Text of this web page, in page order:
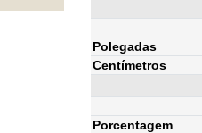
Polegadas
Centímetros
Porcentagem